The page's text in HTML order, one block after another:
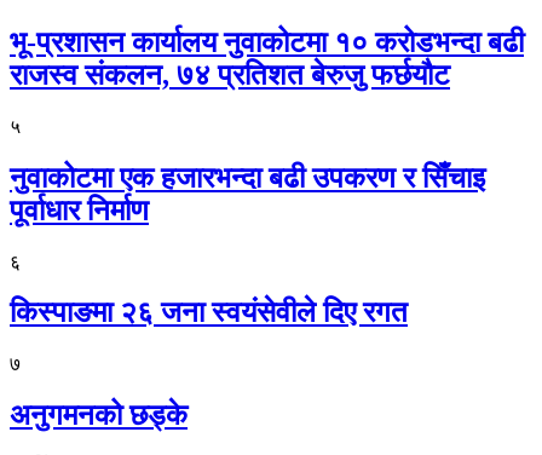
भू-प्रशासन कार्यालय नुवाकोटमा १० करोडभन्दा बढी
राजस्व संकलन, ७४ प्रतिशत बेरुजु फर्छयौट
५
नुवाकोटमा एक हजारभन्दा बढी उपकरण र सिँचाइ
पूर्वाधार निर्माण
६
किस्पाङमा २६ जना स्वयंसेवीले दिए रगत
७
अनुगमनको छड्के